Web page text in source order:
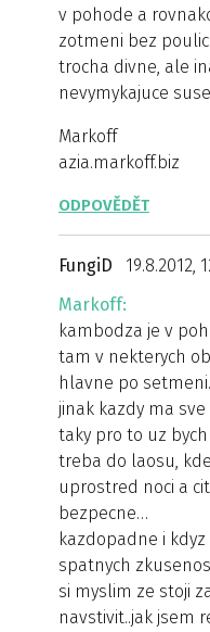
v pohode a
zotmeni bez
trocha divne, ale
nevymykajuce
Markoff
azia.markoff.biz
ODPOVĚDĚT
FungiD
19.8.2012,
Markoff:
kambodza je v
tam v nekterych
hlavne po
jinak kazdy ma
taky pro to uz
treba do laosu,
uprostred noci a
bezpecne…
kazdopadne i
spatnych
si myslim ze stoji
navstivit..jak jsem